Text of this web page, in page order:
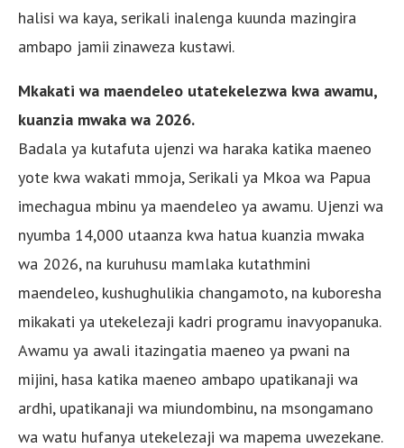
halisi wa kaya, serikali inalenga kuunda mazingira
ambapo jamii zinaweza kustawi.
Mkakati wa maendeleo utatekelezwa kwa awamu,
kuanzia mwaka wa 2026.
Badala ya kutafuta ujenzi wa haraka katika maeneo
yote kwa wakati mmoja, Serikali ya Mkoa wa Papua
imechagua mbinu ya maendeleo ya awamu. Ujenzi wa
nyumba 14,000 utaanza kwa hatua kuanzia mwaka
wa 2026, na kuruhusu mamlaka kutathmini
maendeleo, kushughulikia changamoto, na kuboresha
mikakati ya utekelezaji kadri programu inavyopanuka.
Awamu ya awali itazingatia maeneo ya pwani na
mijini, hasa katika maeneo ambapo upatikanaji wa
ardhi, upatikanaji wa miundombinu, na msongamano
wa watu hufanya utekelezaji wa mapema uwezekane.